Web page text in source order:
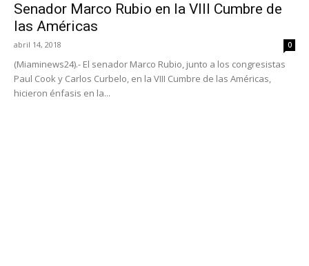
Senador Marco Rubio en la VIII Cumbre de
las Américas
abril 14, 2018 0
(Miaminews24).- El senador Marco Rubio, junto a los congresistas
Paul Cook y Carlos Curbelo, en la VIII Cumbre de las Américas,
hicieron énfasis en la...